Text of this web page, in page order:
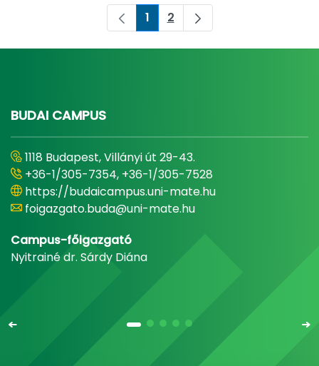
Page
1 Page
2
BUDAI CAMPUS
1118 Budapest, Villányi út 29-43.
+36-1/305-7354, +36-1/305-7528
https://budaicampus.uni-mate.hu
foigazgato.buda@uni-mate.hu
Campus-főigazgató
Nyitrainé dr. Sárdy Diána